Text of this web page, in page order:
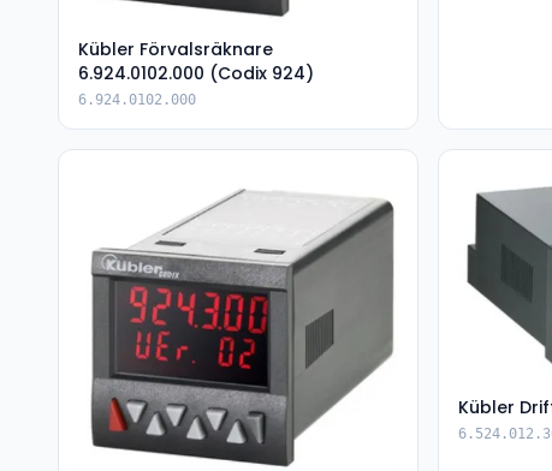
Kübler Förvalsräknare
6.924.0102.000 (Codix 924)
6.924.0102.000
Kübler